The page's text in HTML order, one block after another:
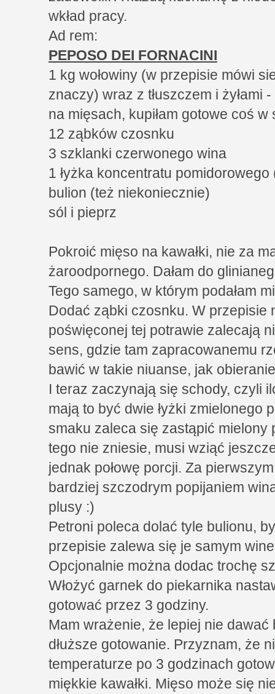
wkład pracy.
Ad rem:
PEPOSO DEI FORNACINI
1 kg wołowiny (w przepisie mówi
znaczy) wraz z tłuszczem i żyłami
na mięsach, kupiłam gotowe coś
12 ząbków czosnku
3 szklanki czerwonego wina
1 łyżka koncentratu
bulion (też niekoniecznie)
sól i pieprz
Pokroić mięso na kawałki, nie za
żaroodpornego. Dałam do
Tego samego, w którym podałam
Dodać ząbki czosnku. W przepisie
poświęconej tej potrawie zalecają
sens, gdzie tam zapracowanemu
bawić w takie niuanse, jak
I teraz zaczynają się schody, czyli
mają to być dwie łyżki zmielonego
smaku zaleca się zastąpić mielony
tego nie zniesie, musi wziąć
jednak połowę porcji. Za
bardziej szczodrym popijaniem
plusy :)
Petroni poleca dolać tyle bulionu,
przepisie zalewa się je samym
Opcjonalnie można dodac trochę
Włożyć garnek do piekarnika
gotować przez 3 godziny.
Mam wrażenie, że lepiej nie
dłuższe gotowanie. Przyznam, że
temperaturze po 3 godzinach
miękkie kawałki. Mięso może się